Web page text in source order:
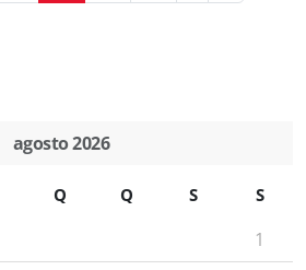
agosto 2026
Q Q S S
1